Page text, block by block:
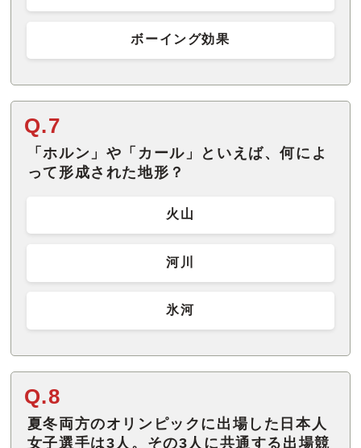
ボーイング効果
Q.7
「ホルン」や「カール」といえば、何によ
って形成された地形？
火山
河川
氷河
Q.8
夏冬両方のオリンピックに出場した日本人
女子選手は3人。その3人に共通する出場競